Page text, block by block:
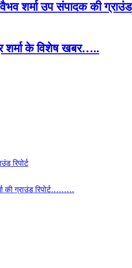
शर्मा उप संपादक की ग्राउंड
शर्मा के विशेष खबर…..
रिपोर्ट
की ग्राउंड रिपोर्ट………